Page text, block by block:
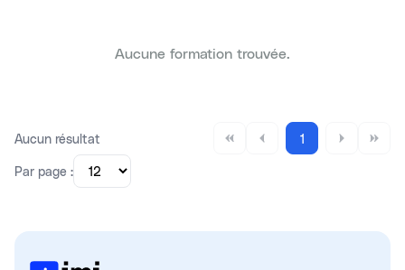
Aucune formation trouvée.
Aucun résultat 1
Par page :